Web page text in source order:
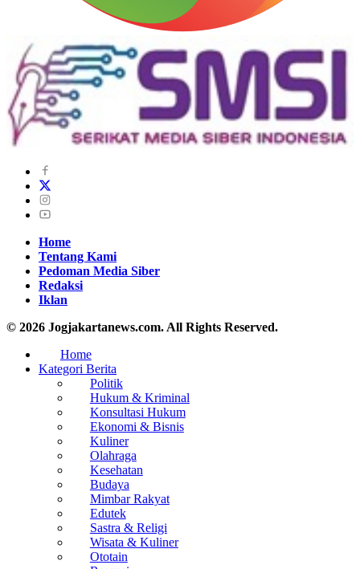
Home
Tentang Kami
Pedoman Media Siber
Redaksi
Iklan
© 2026 Jogjakartanews.com. All Rights Reserved.
Home
Kategori Berita
Politik
Hukum & Kriminal
Konsultasi Hukum
Ekonomi & Bisnis
Kuliner
Olahraga
Kesehatan
Budaya
Mimbar Rakyat
Edutek
Sastra & Religi
Wisata & Kuliner
Ototain